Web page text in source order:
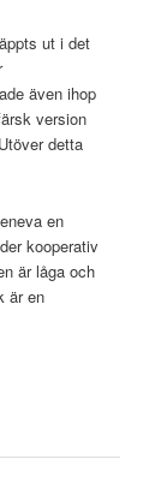
ut i det
även ihop
version
detta
en
kooperativ
är låga och
är en